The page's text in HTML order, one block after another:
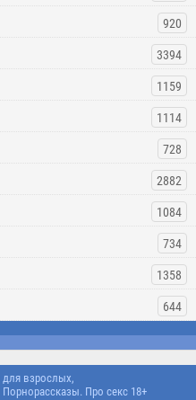
920
3394
1159
1114
728
2882
1084
734
1358
644
для взрослых,
Про секс 18+